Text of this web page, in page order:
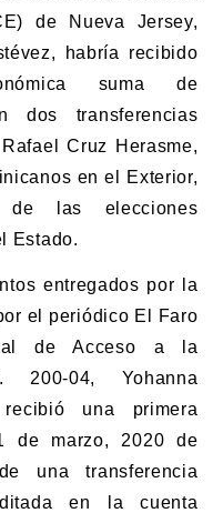
de Nueva Jersey,
habría recibido
suma de
dos transferencias
Cruz Herasme,
en el Exterior,
las elecciones
Estado.
entregados por la
el periódico El Faro
de Acceso a la
200-04, Yohanna
una primera
de marzo, 2020 de
una transferencia
en la cuenta